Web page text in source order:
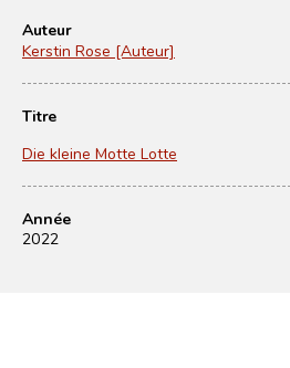
Auteur
Kerstin Rose [Auteur]
Titre
Die kleine Motte Lotte
Année
2022